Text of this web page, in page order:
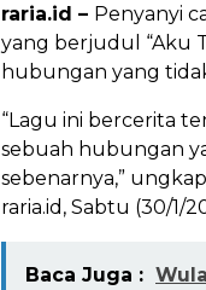
raria.id – Penyanyi
yang berjudul “Aku
hubungan yang
“Lagu ini bercerita
sebuah hubungan
sebenarnya,”
raria.id, Sabtu (30/1/
Baca Juga :